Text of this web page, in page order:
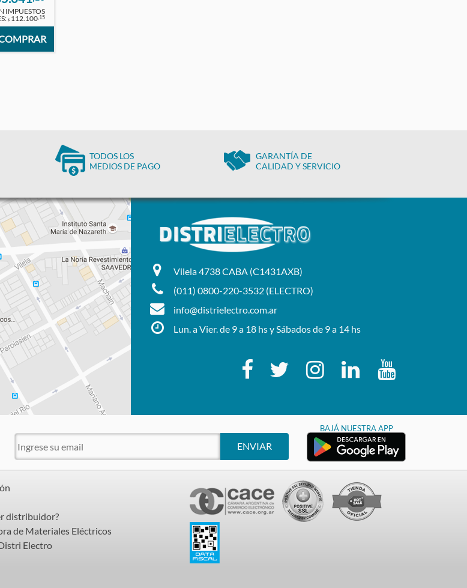
IMPUESTOS
$ 112.100,15
TODOS LOS
MEDIOS DE PAGO
GARANTÍA DE
CALIDAD Y SERVICIO
Vilela 4738 CABA (C1431AXB)
(011) 0800-220-3532 (ELECTRO)
info@distrielectro.com.ar
Lun. a Vier. de 9 a 18 hs y Sábados de 9 a 14 hs
ENVIAR
BAJÁ NUESTRA APP
distribuidor?
de Materiales Eléctricos
Electro